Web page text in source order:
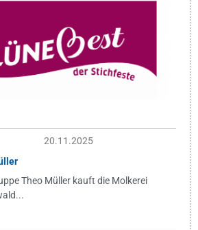
20.11.2025
Theo Müller kauft die Molkerei